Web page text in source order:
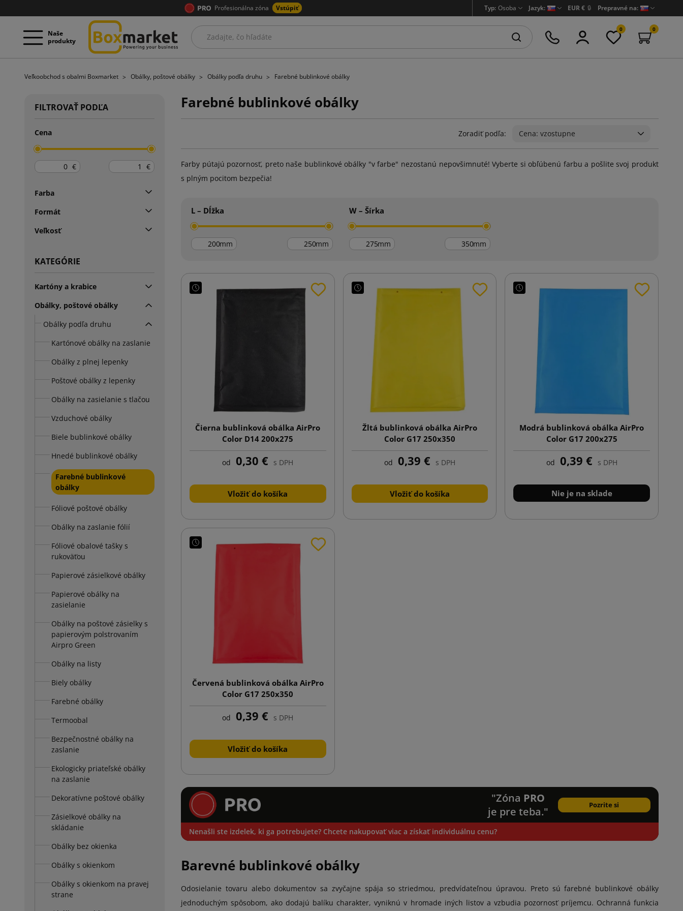
Profesionálna zóna Vstúpiť Typ: Osoba Jazyk: EUR € 🔒 Prepravné na:
Naše
produkty
0 0
Veľkoobchod s obalmi Boxmarket Obálky, poštové obálky Obálky podľa druhu Farebné bublinkové obálky
FILTROVAŤ PODĽA
Cena
€ €
Farba
Formát
Veľkosť
KATEGÓRIE
Kartóny a krabice
Obálky, poštové obálky
Obálky podľa druhu
Kartónové obálky na zaslanie
Obálky z plnej lepenky
Poštové obálky z lepenky
Obálky na zasielanie s tlačou
Vzduchové obálky
Biele bublinkové obálky
Hnedé bublinkové obálky
Farebné bublinkové
obálky
Fóliové poštové obálky
Obálky na zaslanie fólií
Fóliové obalové tašky s
rukoväťou
Papierové zásielkové obálky
Papierové obálky na
zasielanie
Obálky na poštové zásielky s
papierovým polstrovaním
Airpro Green
Obálky na listy
Biely obálky
Farebné obálky
Termoobal
Bezpečnostné obálky na
zaslanie
Ekologicky priateľské obálky
na zaslanie
Dekoratívne poštové obálky
Zásielkové obálky na
skládanie
Obálky bez okienka
Obálky s okienkom
Obálky s okienkom na pravej
strane
Farebné bublinkové obálky
Zoradiť podľa: Cena: vzostupne
Farby pútajú pozornosť, preto naše bublinkové obálky "v farbe" nezostanú nepovšimnuté! Vyberte si obľúbenú farbu a pošlite svoj produkt
s plným pocitom bezpečia!
L – Dĺžka
mm mm
W – Šírka
mm mm
Čierna bublinková obálka AirPro
Color D14 200x275
od 0,30 € s DPH
Vložiť do košíka
Žltá bublinková obálka AirPro
Color G17 250x350
od 0,39 € s DPH
Vložiť do košíka
Modrá bublinková obálka AirPro
Color G17 200x275
od 0,39 € s DPH
Nie je na sklade
Červená bublinková obálka AirPro
Color G17 250x350
od 0,39 € s DPH
Vložiť do košíka
"Zóna PRO
je pre teba."
Pozrite si
Nenašli ste izdelek, ki ga potrebujete? Chcete nakupovať viac a získať individuálnu cenu?
Barevné bublinkové obálky
Odosielanie tovaru alebo dokumentov sa zvyčajne spája so striedmou, predvídateľnou úpravou. Preto sú farebné bublinkové obálky
jednoduchým spôsobom, ako dodajú balíku charakter, vyniknú v hromade iných listov a vzbudia pozornosť príjemcu. Ochranná funkcia